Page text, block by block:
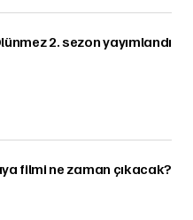
2. sezon yayımlandı
filmi ne zaman çıkacak?